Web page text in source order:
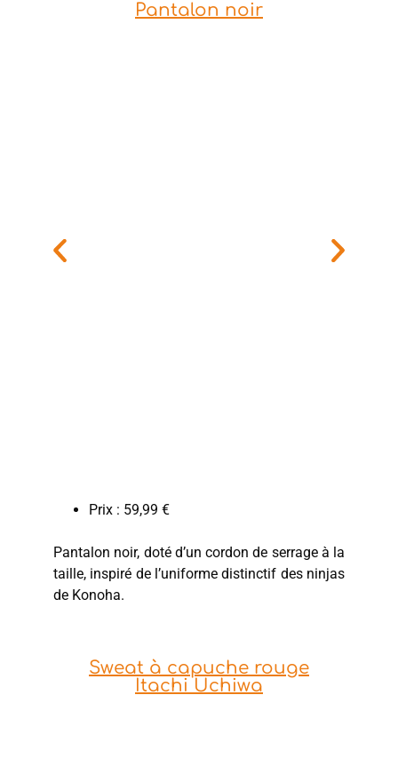
Pantalon noir
Prix : 59,99 €
Pantalon noir, doté d’un cordon de serrage à la
taille, inspiré de l’uniforme distinctif des ninjas
de Konoha.
Sweat à capuche rouge
Itachi Uchiwa